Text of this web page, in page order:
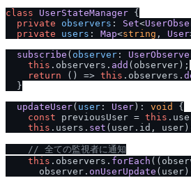
class
UserStateManager {
private
observers : Set<
private
users : Map<string , User
subscribe ( observer :
this . observers . add (observer);
return
() => this . observers .
  }
updateUser( user : User ): void
{
const previousUser = this .
this . users . set (user. id ,
// 全ての監視者に通知
this . observers . forEach ( (
      observer.
onUserUpdate